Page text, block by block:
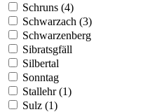
Schruns (4)
Schwarzach (3)
Schwarzenberg
Sibratsgfäll
Silbertal
Sonntag
Stallehr (1)
Sulz (1)